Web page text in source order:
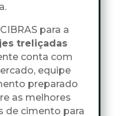
para a
treliçadas
conta com
equipe
preparado
as melhores
de cimento para